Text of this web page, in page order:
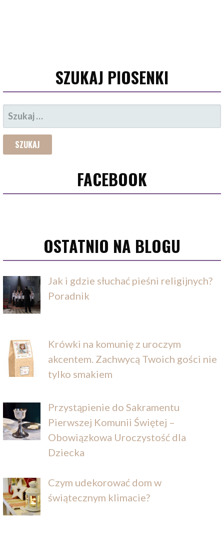
SZUKAJ PIOSENKI
SZUKAJ:
FACEBOOK
OSTATNIO NA BLOGU
Jak i gdzie słuchać pieśni religijnych?
Poradnik
Krówki na komunię z uroczym
akcentem. Zachwycą Twoich gości nie
tylko smakiem
Przystąpienie do Sakramentu
Pierwszej Komunii Świętej –
Obowiązkowa Uroczystość dla
Dziecka
Czym udekorować dom w
świątecznym klimacie?